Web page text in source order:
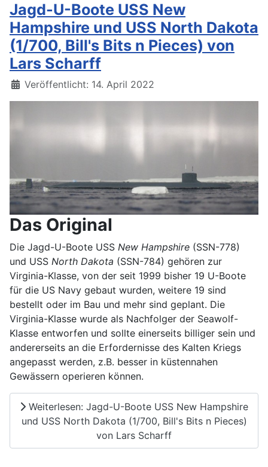
Jagd-U-Boote USS New
Hampshire und USS North Dakota
(1/700, Bill's Bits n Pieces) von
Lars Scharff
Details
Veröffentlicht: 14. April 2022
Das Original
Die Jagd-U-Boote USS New Hampshire (SSN-778)
und USS North Dakota (SSN-784) gehören zur
Virginia-Klasse, von der seit 1999 bisher 19 U-Boote
für die US Navy gebaut wurden, weitere 19 sind
bestellt oder im Bau und mehr sind geplant. Die
Virginia-Klasse wurde als Nachfolger der Seawolf-
Klasse entworfen und sollte einerseits billiger sein und
andererseits an die Erfordernisse des Kalten Kriegs
angepasst werden, z.B. besser in küstennahen
Gewässern operieren können.
Weiterlesen: Jagd-U-Boote USS New Hampshire
und USS North Dakota (1/700, Bill's Bits n Pieces)
von Lars Scharff